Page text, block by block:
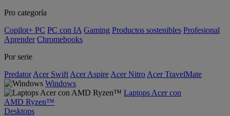
Pro categoría
Copilot+ PC PC con IA Gaming Productos sostenibles Profesional
Aprender Chromebooks
Por serie
Predator Acer Swift Acer Aspire Acer Nitro Acer TravelMate
Windows
Laptops Acer con
AMD Ryzen™
Desktops